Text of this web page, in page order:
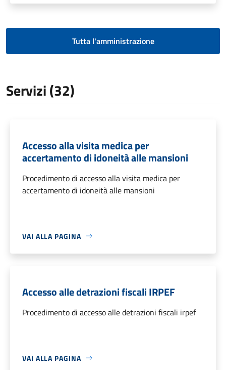
Tutta l'amministrazione
Servizi (32)
Accesso alla visita medica per
accertamento di idoneità alle mansioni
Procedimento di accesso alla visita medica per
accertamento di idoneità alle mansioni
VAI ALLA PAGINA
Accesso alle detrazioni fiscali IRPEF
Procedimento di accesso alle detrazioni fiscali irpef
VAI ALLA PAGINA